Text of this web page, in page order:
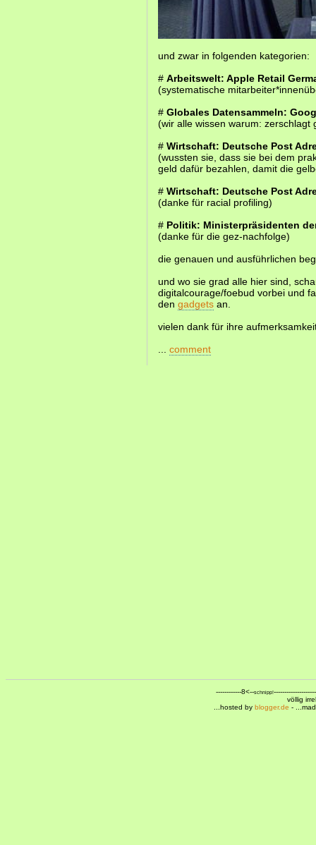
und zwar in folgenden kategorien:
# Arbeitswelt: Apple Retail
(systematische
# Globales Datensammeln:
(wir alle wissen warum: zerschlagt
# Wirtschaft: Deutsche Post
(wussten sie, dass sie bei dem
geld dafür bezahlen, damit die
# Wirtschaft: Deutsche Post
(danke für racial profiling)
# Politik: Ministerpräsidenten
(danke für die gez-nachfolge)
die genauen und ausführlichen
und wo sie grad alle hier sind,
digitalcourage/foebud vorbei und
den gadgets an.
vielen dank für ihre
comment
------------8<--schnipp!
völlig
...hosted by blogger.de -